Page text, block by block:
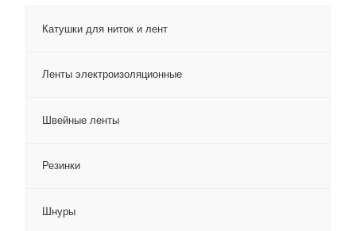
Катушки для ниток и лент
Ленты электроизоляционные
Швейные ленты
Резинки
Шнуры